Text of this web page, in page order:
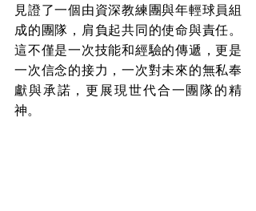
見證了一個由資深教練團與年輕球員組
成的團隊，肩負起共同的使命與責任。
這不僅是一次技能和經驗的傳遞，更是
一次信念的接力，一次對未來的無私奉
獻與承諾，更展現世代合一團隊的精
神。